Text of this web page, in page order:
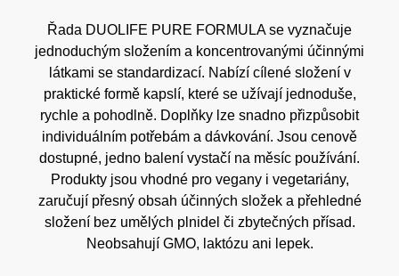
Řada DUOLIFE PURE FORMULA se vyznačuje
jednoduchým složením a koncentrovanými účinnými
látkami se standardizací. Nabízí cílené složení v
praktické formě kapslí, které se užívají jednoduše,
rychle a pohodlně. Doplňky lze snadno přizpůsobit
individuálním potřebám a dávkování. Jsou cenově
dostupné, jedno balení vystačí na měsíc používání.
Produkty jsou vhodné pro vegany i vegetariány,
zaručují přesný obsah účinných složek a přehledné
složení bez umělých plnidel či zbytečných přísad.
Neobsahují GMO, laktózu ani lepek.